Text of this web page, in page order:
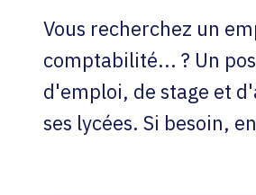
Vous recherchez un
comptabilité... ? Un
d'emploi, de stage et
ses lycées. Si besoin,